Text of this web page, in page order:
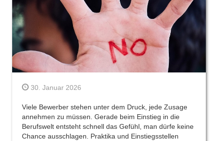
30. Januar 2026
Viele Bewerber stehen unter dem Druck, jede Zusage
annehmen zu müssen. Gerade beim Einstieg in die
Berufswelt entsteht schnell das Gefühl, man dürfe keine
Chance ausschlagen. Praktika und Einstiegsstellen